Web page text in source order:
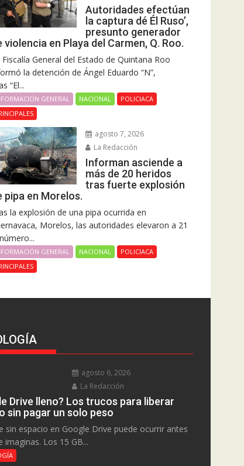
Autoridades efectúan
la captura dé Él Ruso’,
presunto generador
violencia en Playa del Carmen, Q. Roo.
Fiscalía General del Estado de Quintana Roo
la detención de Ángel Eduardo “N”,
“El...
GENERAL NACIONAL
POLICIACA
agosto 7, 2026
La Redacción
Informan asciende a
más de 20 heridos
tras fuerte explosión
pipa en Morelos.
la explosión de una pipa ocurrida en
Morelos, las autoridades elevaron a 21
GENERAL NACIONAL
POLICIACA
agosto 6, 2026
La Redacción
Drive lleno? Los trucos para liberar
sin pagar un solo peso
sin espacio en Google Drive puede ocurrir antes
imaginas. Los 15 GB...